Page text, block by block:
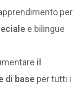
per
e bilingue
il
di base per tutti i